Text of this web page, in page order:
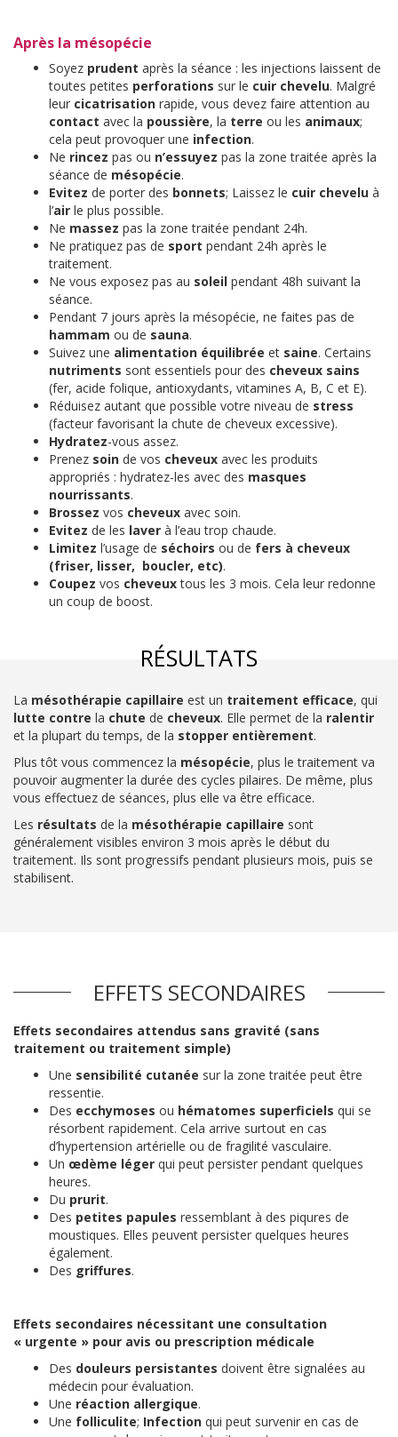
Après la mésopécie
Soyez prudent après la séance : les injections laissent de
toutes petites perforations sur le cuir chevelu. Malgré
leur cicatrisation rapide, vous devez faire attention au
contact avec la poussière, la terre ou les animaux;
cela peut provoquer une infection.
Ne rincez pas ou n’essuyez pas la zone traitée après la
séance de mésopécie.
Evitez de porter des bonnets; Laissez le cuir chevelu à
l’air le plus possible.
Ne massez pas la zone traitée pendant 24h.
Ne pratiquez pas de sport pendant 24h après le
traitement.
Ne vous exposez pas au soleil pendant 48h suivant la
séance.
Pendant 7 jours après la mésopécie, ne faites pas de
hammam ou de sauna.
Suivez une alimentation équilibrée et saine. Certains
nutriments sont essentiels pour des cheveux sains
(fer, acide folique, antioxydants, vitamines A, B, C et E).
Réduisez autant que possible votre niveau de stress
(facteur favorisant la chute de cheveux excessive).
Hydratez-vous assez.
Prenez soin de vos cheveux avec les produits
appropriés : hydratez-les avec des masques
nourrissants.
Brossez vos cheveux avec soin.
Evitez de les laver à l’eau trop chaude.
Limitez l’usage de séchoirs ou de fers à cheveux
(friser, lisser, boucler, etc).
Coupez vos cheveuxtous les 3 mois. Cela leur redonne
un coup de boost.
RÉSULTATS
La mésothérapie capillaire est un traitement efficace, qui
lutte contre la chute de cheveux. Elle permet de la ralentir
et la plupart du temps, de la stopper entièrement.
Plus tôt vous commencez la mésopécie, plus le traitement va
pouvoir augmenter la durée des cycles pilaires. De même, plus
vous effectuez de séances, plus elle va être efficace.
Les résultats de la mésothérapie capillaire sont
généralement visibles environ 3 mois après le début du
traitement. Ils sont progressifs pendant plusieurs mois, puis se
stabilisent.
EFFETS SECONDAIRES
Effets secondaires attendus sans gravité (sans
traitement ou traitement simple)
Une sensibilité cutanée sur la zone traitée peut être
ressentie.
Des ecchymoses ou hématomes superficiels qui se
résorbent rapidement. Cela arrive surtout en cas
d’hypertension artérielle ou de fragilité vasculaire.
Un œdème léger qui peut persister pendant quelques
heures.
Du prurit.
Des petites papules ressemblant à des piqures de
moustiques. Elles peuvent persister quelques heures
également.
Des griffures.
Effets secondaires nécessitant une consultation
« urgente » pour avis ou prescription médicale
Des douleurs persistantes doivent être signalées au
médecin pour évaluation.
Une réaction allergique.
Une folliculite; Infection qui peut survenir en cas de